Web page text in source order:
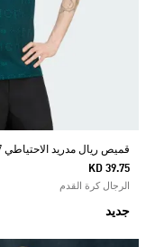
قميص ريال مدريد الاحتياطي 26/27
KD 39.75
الرجال كرة القدم
جديد